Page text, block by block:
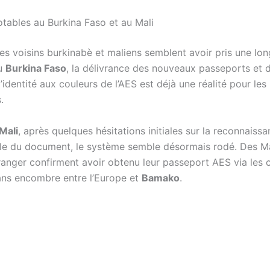
au Burkina Faso et au Mali
voisins burkinabè et maliens semblent avoir pris une
Burkina Faso, la délivrance des nouveaux passeports et
aux couleurs de l’AES est déjà une réalité pour les
, après quelques hésitations initiales sur la
du document, le système semble désormais rodé. Des
confirment avoir obtenu leur passeport AES via les
encombre entre l’Europe et Bamako.